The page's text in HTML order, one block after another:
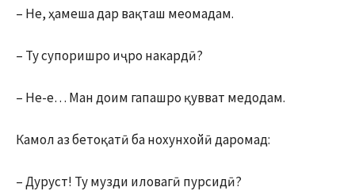
– Не, ҳамеша дар вақташ меомадам.
– Ту супоришро иҷро накардӣ?
– Не-е… Ман доим гапашро қувват медодам.
Камол аз бетоқатӣ ба нохунхойӣ даромад:
– Дуруст! Ту музди иловагӣ пурсидӣ?